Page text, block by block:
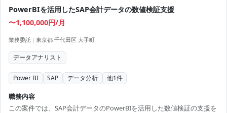
PowerBIを活用したSAP会計データの数値検証支援
〜1,100,000円/月
業務委託 | 東京都 千代田区 大手町
データアナリスト
Power BI SAP データ分析 他1件
職務内容
この案件では、SAP会計データのPowerBIを活用した数値検証の支援を